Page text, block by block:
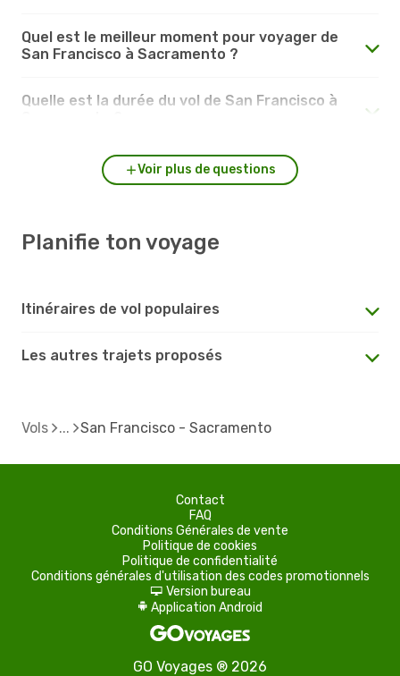
Quel est le meilleur moment pour voyager de
San Francisco à Sacramento ?
Quelle est la durée du vol de San Francisco à
Voir plus de questions
Planifie ton voyage
Itinéraires de vol populaires
Les autres trajets proposés
Vols San Francisco - Sacramento
Contact
FAQ
Conditions Générales de vente
Politique de cookies
Politique de confidentialité
Conditions générales d'utilisation des codes promotionnels
d Version bureau
A Application Android
GO Voyages ® 2026